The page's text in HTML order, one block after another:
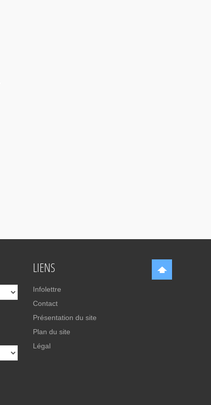
LIENS
Infolettre
Contact
Présentation du site
Plan du site
Légal